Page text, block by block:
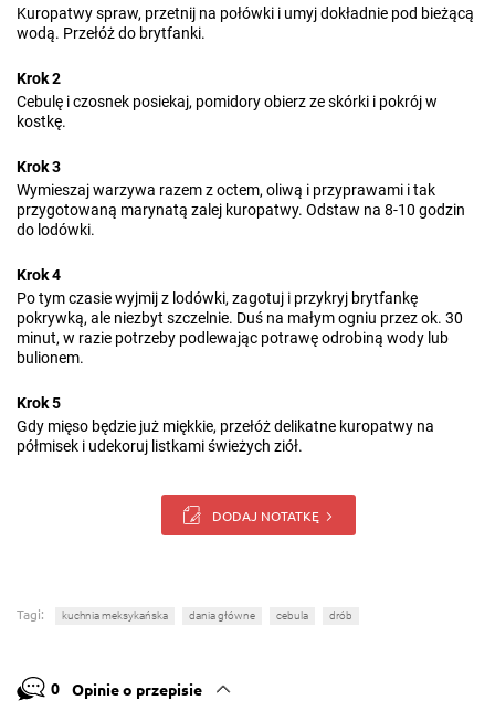
Kuropatwy spraw, przetnij na połówki i umyj dokładnie pod bieżącą
wodą. Przełóż do brytfanki.
Krok 2
Cebulę i czosnek posiekaj, pomidory obierz ze skórki i pokrój w
kostkę.
Krok 3
Wymieszaj warzywa razem z octem, oliwą i przyprawami i tak
przygotowaną marynatą zalej kuropatwy. Odstaw na 8-10 godzin
do lodówki.
Krok 4
Po tym czasie wyjmij z lodówki, zagotuj i przykryj brytfankę
pokrywką, ale niezbyt szczelnie. Duś na małym ogniu przez ok. 30
minut, w razie potrzeby podlewając potrawę odrobiną wody lub
bulionem.
Krok 5
Gdy mięso będzie już miękkie, przełóż delikatne kuropatwy na
półmisek i udekoruj listkami świeżych ziół.
DODAJ NOTATKĘ
Tagi: kuchnia meksykańska dania główne cebula drób
0 Opinie o przepisie